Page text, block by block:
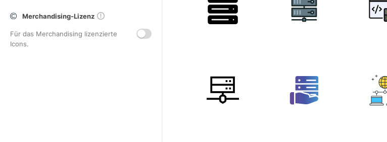
Merchandising-Lizenz
Für das Merchandising lizenzierte
Icons.